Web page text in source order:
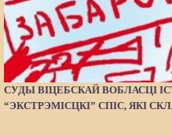
СУДЫ ВІЦЕБСКАЙ ВОБЛАСЦІ
“ЭКСТРЭМІСЦКІ” СПІС, ЯКІ